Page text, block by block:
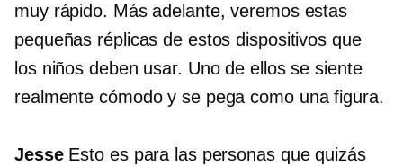
muy rápido. Más adelante, veremos estas
pequeñas réplicas de estos dispositivos que
los niños deben usar. Uno de ellos se siente
realmente cómodo y se pega como una figura.
JesseEsto es para las personas que quizás